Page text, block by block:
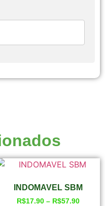
INDOMAVEL SBM
R$17.90 – R$57.90